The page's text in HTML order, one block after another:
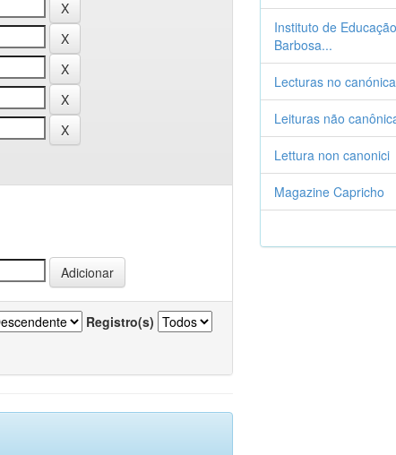
Registro(s)
Instituto de
Barbosa...
Lecturas no
Leituras não
Lettura non canonici
Magazine Capricho